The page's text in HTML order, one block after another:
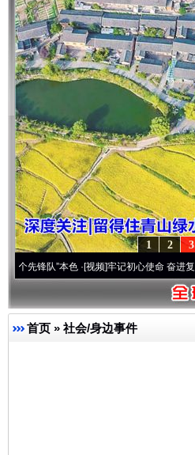
3
2
1
”本色·[视频]牢记初心使命 奋进复兴征程丨
首页 » 社会/身边事件